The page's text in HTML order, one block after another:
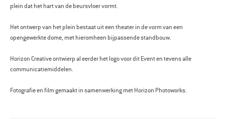
plein dat het hart van de beursvloer vormt.
Het ontwerp van het plein bestaat uit een theater in de vorm van een
opengewerkte dome, met hieromheen bijpassende standbouw.
Horizon Creative ontwierp al eerder het logo voor dit Event en tevens alle
communicatiemiddelen.
Fotografie en film gemaakt in samenwerking met Horizon Photoworks.